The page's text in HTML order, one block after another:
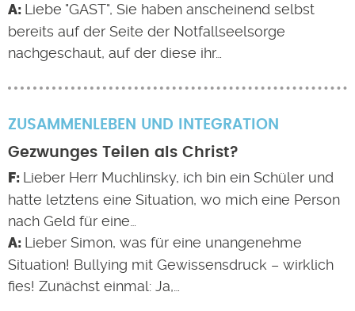
Liebe "GAST", Sie haben anscheinend selbst
bereits auf der Seite der Notfallseelsorge
nachgeschaut, auf der diese ihr…
ZUSAMMENLEBEN UND INTEGRATION
Gezwunges Teilen als Christ?
Lieber Herr Muchlinsky, ich bin ein Schüler und
hatte letztens eine Situation, wo mich eine Person
nach Geld für eine…
Lieber Simon, was für eine unangenehme
Situation! Bullying mit Gewissensdruck – wirklich
fies! Zunächst einmal: Ja,…